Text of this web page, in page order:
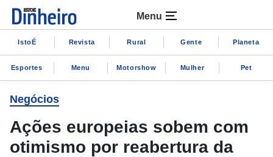
Menu
IstoÉ Revista Rural Gente Planeta
Esportes Menu Motorshow Mulher Pet
Negócios
Ações europeias sobem com
otimismo por reabertura da